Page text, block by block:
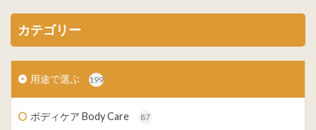
カテゴリー
用途で選ぶ 199
ボディケア Body Care 87